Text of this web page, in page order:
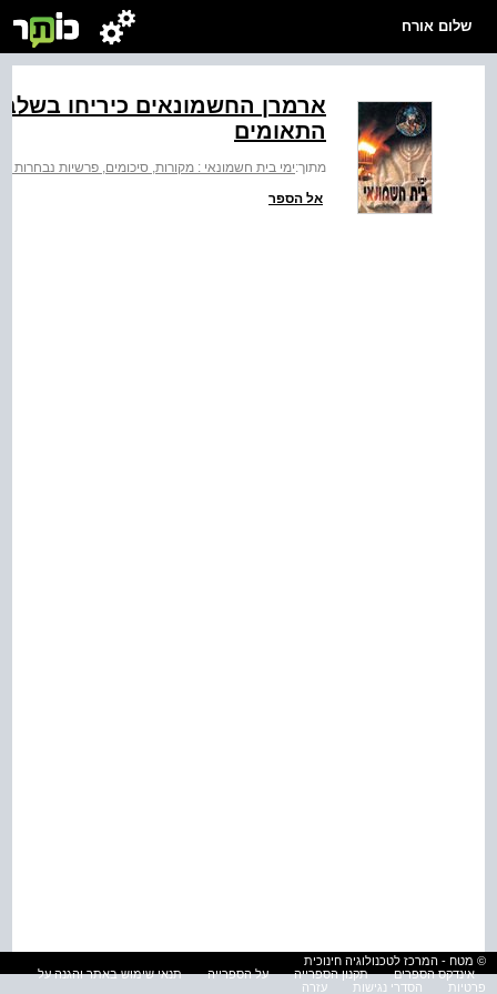
שלום אורח
ארמרן החשמונאים כיריחו
התאומים
מתוך:ימי בית חשמונאי : מקורות, סיכומים, פרשיות נבחרות
אל הספר
© מטח - המרכז לטכנולוגיה חינוכית
אינדקס הספרים
תקנון הספרייה על הספרייה
תנאי שימוש באתר והגנה על
פרטיות
הסדרי נגישות עזרה